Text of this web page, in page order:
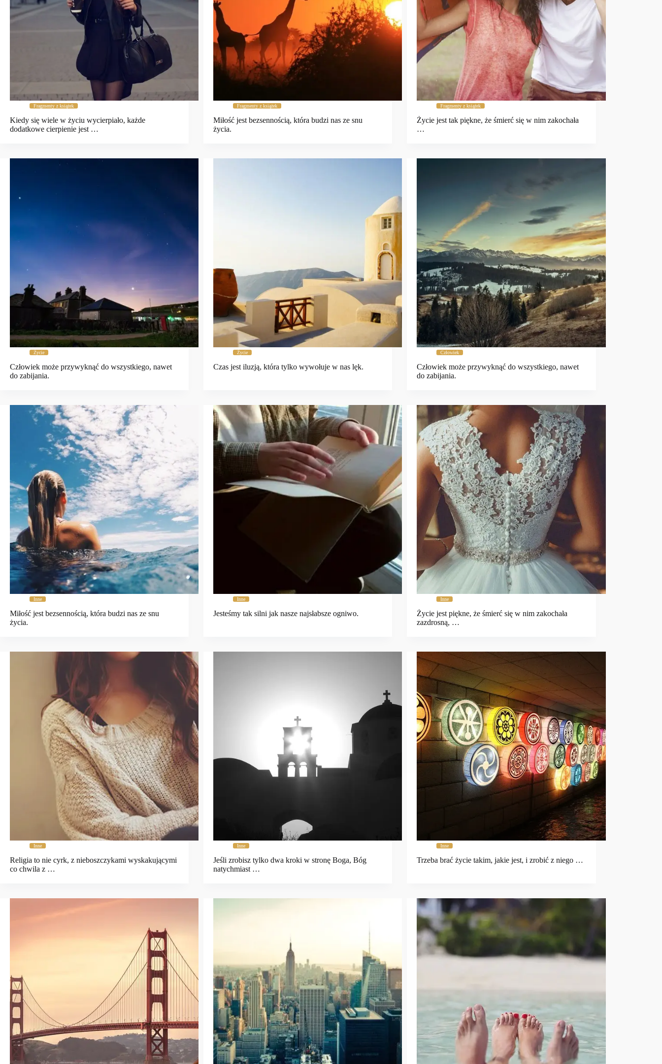
Fragmenty z książek
Kiedy się wiele w życiu wycierpiało, każde
dodatkowe cierpienie jest …
Fragmenty z książek
Miłość jest bezsennością, która budzi nas ze snu
życia.
Fragmenty z książek
Życie jest tak piękne, że śmierć się w nim zakochała
…
Życie
Człowiek może przywyknąć do wszystkiego, nawet
do zabijania.
Życie
Czas jest iluzją, która tylko wywołuje w nas lęk.
Człowiek
Człowiek może przywyknąć do wszystkiego, nawet
do zabijania.
Inne
Miłość jest bezsennością, która budzi nas ze snu
życia.
Inne
Jesteśmy tak silni jak nasze najsłabsze ogniwo.
Inne
Życie jest piękne, że śmierć się w nim zakochała
zazdrosną, …
Inne
Religia to nie cyrk, z nieboszczykami wyskakującymi
co chwila z …
Inne
Jeśli zrobisz tylko dwa kroki w stronę Boga, Bóg
natychmiast …
Inne
Trzeba brać życie takim, jakie jest, i zrobić z niego …